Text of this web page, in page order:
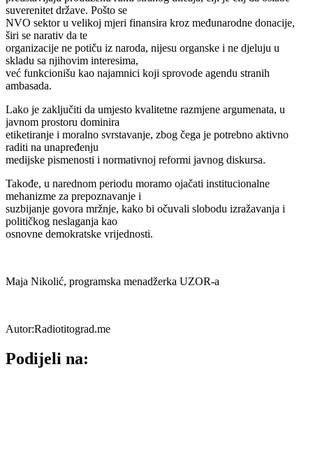
suverenitet države. Pošto se
NVO sektor u velikoj mjeri finansira kroz međunarodne donacije,
širi se narativ da te
organizacije ne potiču iz naroda, nijesu organske i ne djeluju u
skladu sa njihovim interesima,
već funkcionišu kao najamnici koji sprovode agendu stranih
ambasada.
Lako je zaključiti da umjesto kvalitetne razmjene argumenata, u
javnom prostoru dominira
etiketiranje i moralno svrstavanje, zbog čega je potrebno aktivno
raditi na unapređenju
medijske pismenosti i normativnoj reformi javnog diskursa.
Takođe, u narednom periodu moramo ojačati institucionalne
mehanizme za prepoznavanje i
suzbijanje govora mržnje, kako bi očuvali slobodu izražavanja i
političkog neslaganja kao
osnovne demokratske vrijednosti.
Maja Nikolić, programska menadžerka UZOR-a
Autor:Radiotitograd.me
Podijeli na: